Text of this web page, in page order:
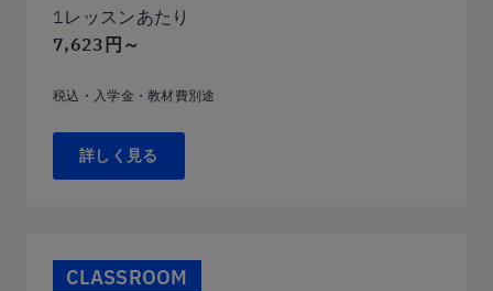
1レッスンあたり
7,623円～
税込・入学金・教材費別途
詳しく見る
CLASSROOM